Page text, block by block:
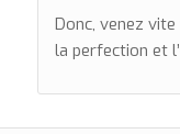
Donc, venez
la perfection et